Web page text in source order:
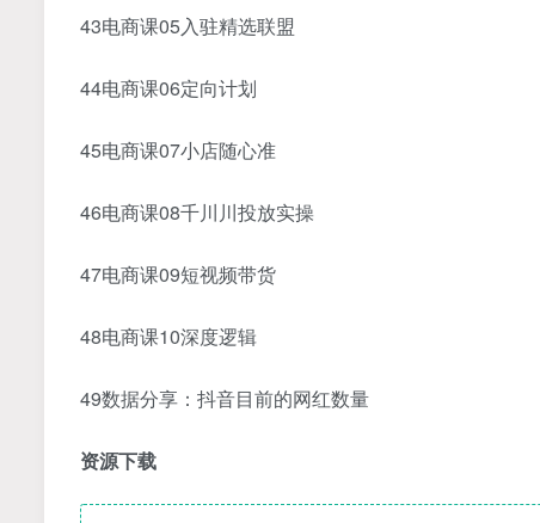
43电商课05入驻精选联盟
44电商课06定向计划
45电商课07小店随心准
46电商课08千川川投放实操
47电商课09短视频带货
48电商课10深度逻辑
49数据分享：抖音目前的网红数量
资源下载